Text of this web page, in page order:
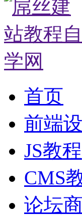
首页
前端
JS教程
CMS
论坛